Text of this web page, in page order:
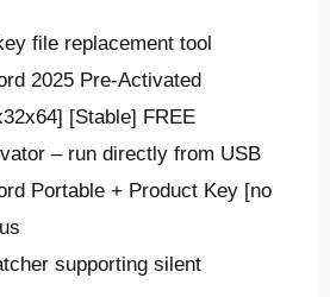
file replacement tool
2025 Pre-Activated
[Stable] FREE
– run directly from USB
Portable + Product Key [no
supporting silent